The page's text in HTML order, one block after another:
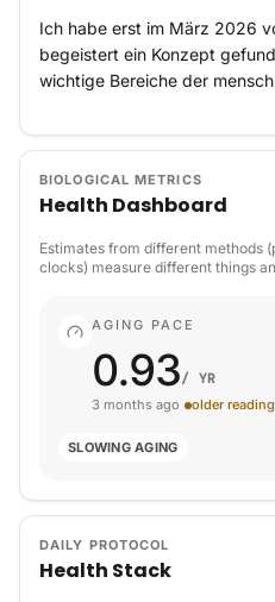
Ich habe erst im März 2026
begeistert ein Konzept
wichtige Bereiche der
wirklich einen Sinn gibt.
bei ihren Abenteuern gesund
mich um noch beruflich
BIOLOGICAL METRICS
Health Dashboard
Estimates from different methods
clocks) measure different things
AGING PACE
0.93/ YR
3 months ago
older reading
SLOWING AGING
DAILY PROTOCOL
Health Stack